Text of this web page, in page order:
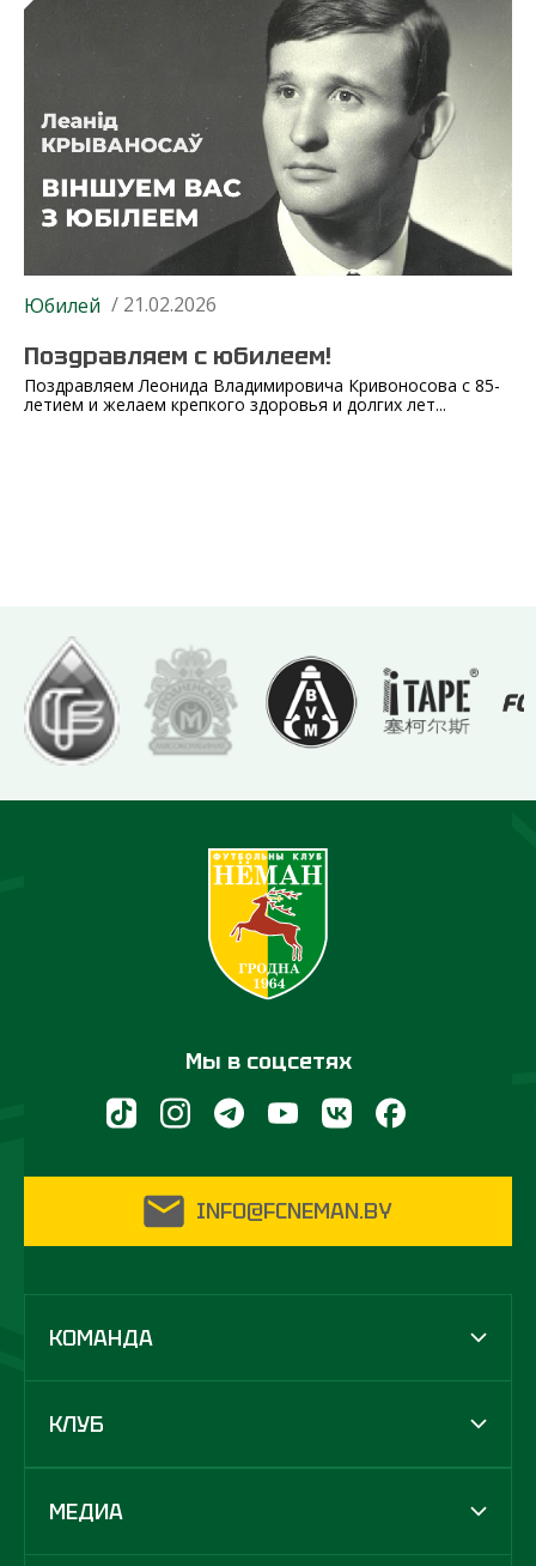
Юбилей / 21.02.2026
Поздравляем с юбилеем!
Поздравляем Леонида Владимировича Кривоносова с 85-
летием и желаем крепкого здоровья и долгих лет...
Мы в соцсетях
INFO@FCNEMAN.BY
КОМАНДА
КЛУБ
МЕДИА